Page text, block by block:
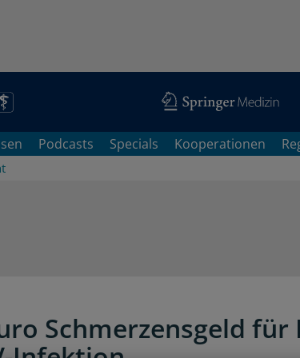
Podcasts Specials Kooperationen
Schmerzensgeld